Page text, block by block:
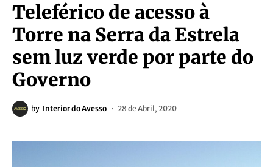
Teleférico de acesso à
Torre na Serra da Estrela
sem luz verde por parte do
Governo
by Interior do Avesso 28 de Abril, 2020